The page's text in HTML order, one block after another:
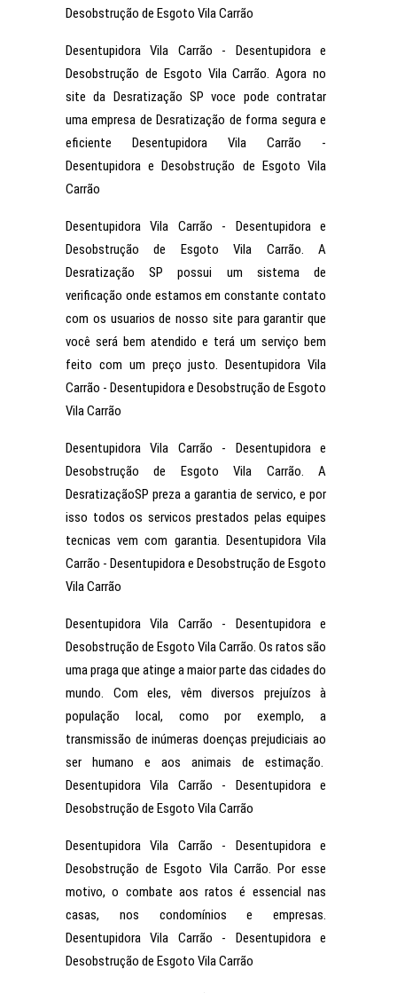
Desobstrução de Esgoto Vila Carrão
Desentupidora Vila Carrão - Desentupidora e
Desobstrução de Esgoto Vila Carrão. Agora no
site da Desratização SP voce pode contratar
uma empresa de Desratização de forma segura e
eficiente Desentupidora Vila Carrão -
Desentupidora e Desobstrução de Esgoto Vila
Carrão
Desentupidora Vila Carrão - Desentupidora e
Desobstrução de Esgoto Vila Carrão. A
Desratização SP possui um sistema de
verificação onde estamos em constante contato
com os usuarios de nosso site para garantir que
você será bem atendido e terá um serviço bem
feito com um preço justo. Desentupidora Vila
Carrão - Desentupidora e Desobstrução de Esgoto
Vila Carrão
Desentupidora Vila Carrão - Desentupidora e
Desobstrução de Esgoto Vila Carrão. A
DesratizaçãoSP preza a garantia de servico, e por
isso todos os servicos prestados pelas equipes
tecnicas vem com garantia. Desentupidora Vila
Carrão - Desentupidora e Desobstrução de Esgoto
Vila Carrão
Desentupidora Vila Carrão - Desentupidora e
Desobstrução de Esgoto Vila Carrão. Os ratos são
uma praga que atinge a maior parte das cidades do
mundo. Com eles, vêm diversos prejuízos à
população local, como por exemplo, a
transmissão de inúmeras doenças prejudiciais ao
ser humano e aos animais de estimação.
Desentupidora Vila Carrão - Desentupidora e
Desobstrução de Esgoto Vila Carrão
Desentupidora Vila Carrão - Desentupidora e
Desobstrução de Esgoto Vila Carrão. Por esse
motivo, o combate aos ratos é essencial nas
casas, nos condomínios e empresas.
Desentupidora Vila Carrão - Desentupidora e
Desobstrução de Esgoto Vila Carrão